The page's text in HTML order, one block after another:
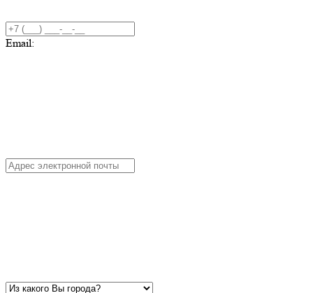
Email: